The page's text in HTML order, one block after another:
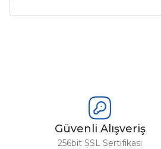
Güvenli Alışveriş
256bit SSL Sertifikası